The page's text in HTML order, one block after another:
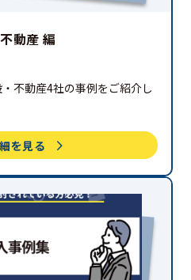
動産 編
不動産4社の事例をご紹介し
を見る